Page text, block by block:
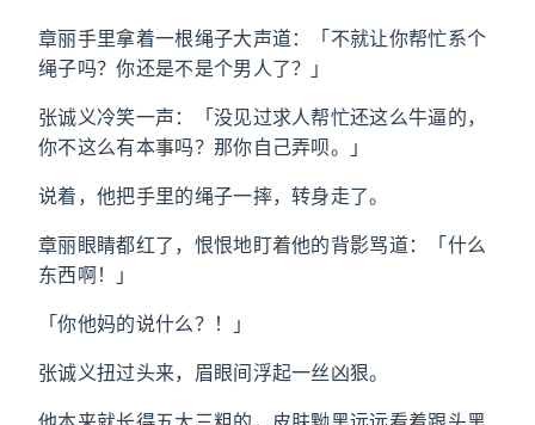
章丽手里拿着一根绳子大声道：「不就让你帮忙系个
绳子吗？你还是不是个男人了？」
张诚义冷笑一声：「没见过求人帮忙还这么牛逼的，
你不这么有本事吗？那你自己弄呗。」
说着，他把手里的绳子一摔，转身走了。
章丽眼睛都红了，恨恨地盯着他的背影骂道：「什么
东西啊！」
「你他妈的说什么？！」
张诚义扭过头来，眉眼间浮起一丝凶狠。